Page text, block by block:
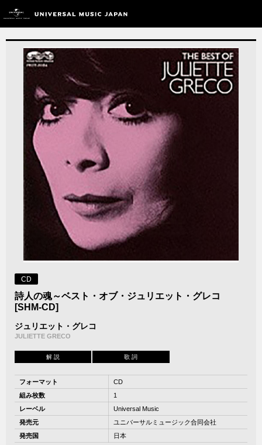
CD
詩人の魂～ベスト・オブ・ジュリエット・グレコ
[SHM-CD]
ジュリエット・グレコ
JULIETTE GRECO
解 説 歌 詞
フォーマット
CD
組み枚数
1
レーベル
Universal Music
発売元
ユニバーサルミュージック合同会社
発売国
日本